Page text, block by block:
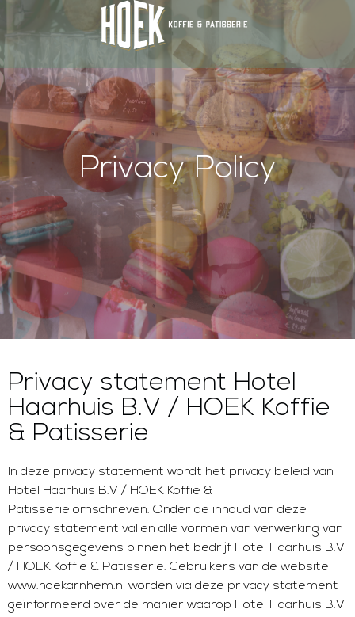
Privacy Policy
Privacy statement Hotel
Haarhuis B.V / HOEK Koffie
& Patisserie
In deze privacy statement wordt het privacy beleid van
Hotel Haarhuis B.V / HOEK Koffie &
Patisserie omschreven. Onder de inhoud van deze
privacy statement vallen alle vormen van verwerking van
persoonsgegevens binnen het bedrijf Hotel Haarhuis B.V
/ HOEK Koffie & Patisserie. Gebruikers van de website
www.hoekarnhem.nl worden via deze privacy statement
geïnformeerd over de manier waarop Hotel Haarhuis B.V